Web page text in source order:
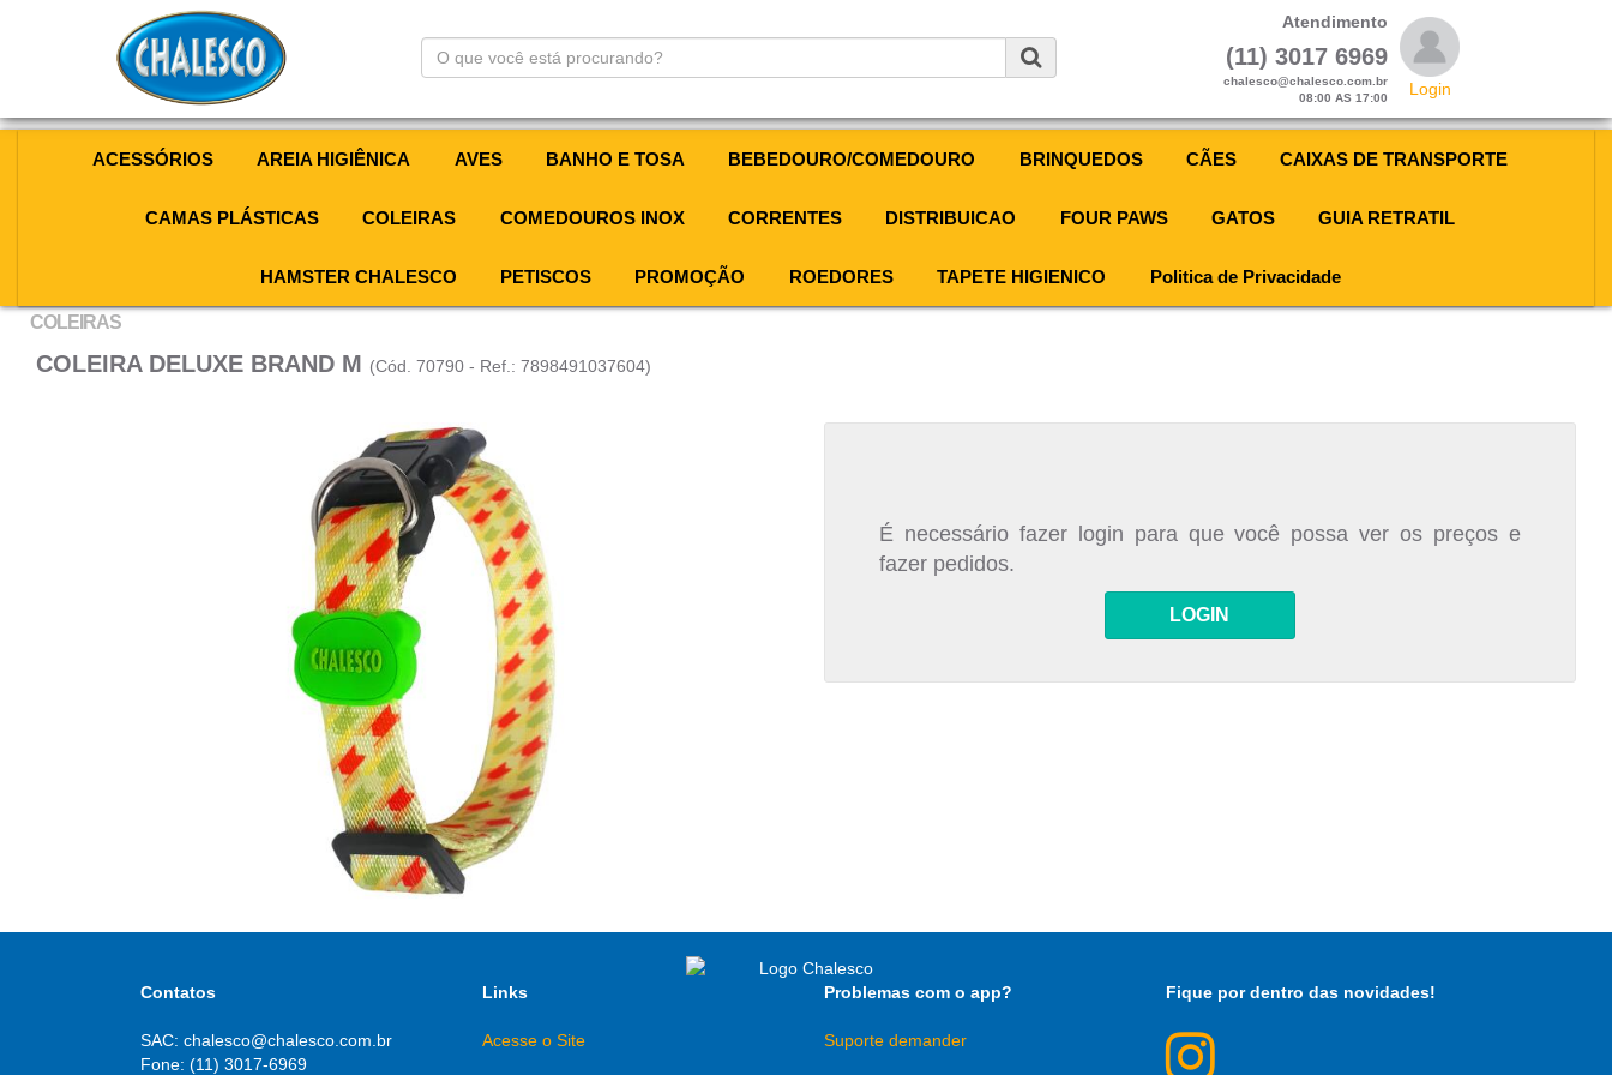
que
está
Atendimento
(11) 3017 6969
chalesco@chalesco.com.br
08:00 AS 17:00
Login
ACESSÓRIOS AREIA HIGIÊNICA AVES BANHO E TOSA BEBEDOURO/COMEDOURO BRINQUEDOS CÃES CAIXAS DE TRANSPORTE
CAMAS PLÁSTICAS COLEIRAS COMEDOUROS INOX CORRENTES DISTRIBUICAO FOUR PAWS GATOS GUIA RETRATIL
HAMSTER CHALESCO PETISCOS PROMOÇÃO ROEDORES TAPETE HIGIENICO Politica de Privacidade
COLEIRAS
COLEIRA DELUXE BRAND M (Cód. 70790 - Ref.: 7898491037604)
É necessário fazer login para que você possa ver os preços e
fazer pedidos.
LOGIN
Contatos
SAC: chalesco@chalesco.com.br
Fone: (11) 3017-6969
Links
Acesse o Site
Problemas com o app?
Suporte demander
Fique por dentro das novidades!